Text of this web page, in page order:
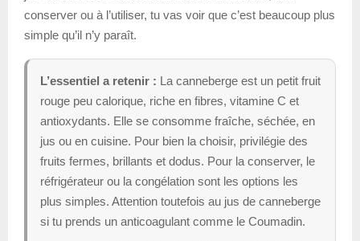
conserver ou à l’utiliser, tu vas voir que c’est beaucoup plus
simple qu’il n’y paraît.
L’essentiel a retenir : La canneberge est un petit fruit
rouge peu calorique, riche en fibres, vitamine C et
antioxydants. Elle se consomme fraîche, séchée, en
jus ou en cuisine. Pour bien la choisir, privilégie des
fruits fermes, brillants et dodus. Pour la conserver, le
réfrigérateur ou la congélation sont les options les
plus simples. Attention toutefois au jus de canneberge
si tu prends un anticoagulant comme le Coumadin.